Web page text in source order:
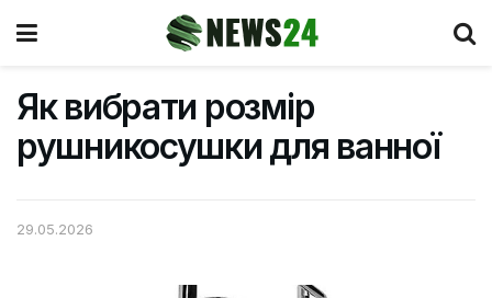
Як вибрати розмір
рушникосушки для ванної
29.05.2026